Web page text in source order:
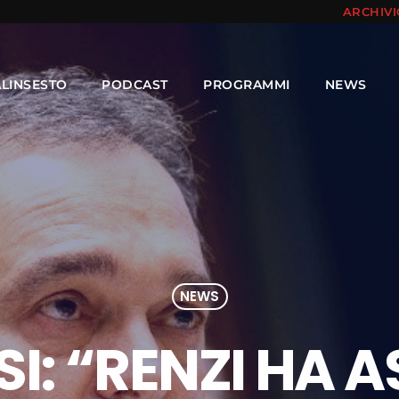
PODCAST PROGRAMMI NEWS
NEWS
“RENZI HA